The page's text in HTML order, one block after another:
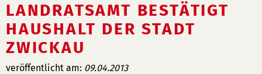
LANDRATSAMT BESTÄTIGT
HAUSHALT DER STADT
ZWICKAU
veröffentlicht am: 09.04.2013